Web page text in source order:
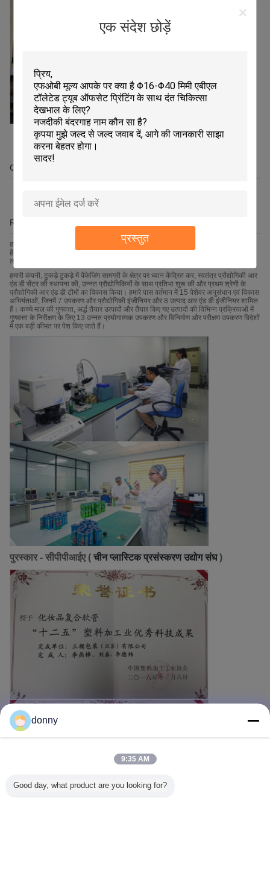
एक संदेश छोड़ें
प्रस्तुत
OEM/ODM
R&D
हम मानते हैं कि एक महान उत्पाद सभी कर्मचारियों के व्यावसायिक अनुभव और योगदान से बनाया गया
है। ऑनगांग समर्थन के लिए नए ग्राहक संबंध की शुरुआत से, पेशेवरों की हमारी टीम का ध्यान एक
लक्ष्य है, जो ग्राहक संतुष्टि है।
हमारी कंपनी, टुकड़े टुकड़े में पैकेजिंग सामग्री के क्षेत्र पर ध्यान केंद्रित कर, स्वतंत्र प्रौद्योगिकी आर
एंड डी सेंटर की स्थापना की, उन्नत प्रौद्योगिकियों के साथ प्रतिभा शुरू की और प्रथम श्रेणी के
प्रौद्योगिकी आर एंड डी टीमों का विकास किया। हमारे पास वर्तमान में 15 पेशेवर अनुसंधान एवं विकास
अभियंताओं, जिनमें 7 उपकरण और प्रौद्योगिकी इंजीनियर और 8 उत्पाद आर एंड डी इंजीनियर शामिल
हैं। कच्चे माल की गुणवत्ता, अर्द्ध तैयार उत्पादों और तैयार किए गए उत्पादों की विभिन्न प्रक्रियाओं में
गुणवत्ता के निरीक्षण के लिए 13 उन्नत प्रयोगात्मक उपकरण और विनिर्माण और परीक्षण उपकरण विदेशों
में एक बड़ी कीमत पर पेश किए जाते हैं।
पुरस्कार - सीपीपीआईए ( चीन प्लास्टिक प्रसंस्करण उद्योग संघ)
donny
9:35 AM
Good day, what product are you looking for?